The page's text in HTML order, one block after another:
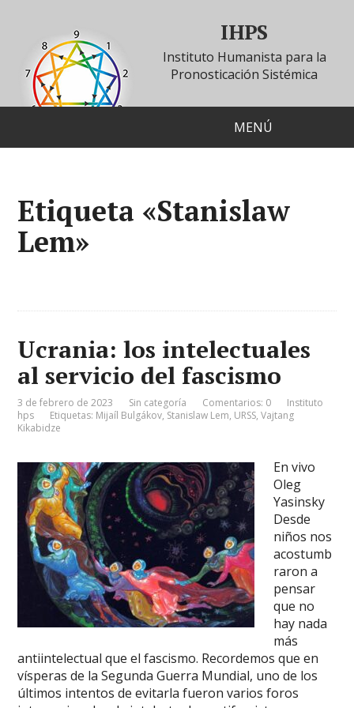
IHPS
Instituto Humanista para la
Pronosticación Sistémica
MENÚ
Etiqueta «Stanislaw
Lem»
Ucrania: los intelectuales
al servicio del fascismo
3 de febrero de 2023 Sin categoría Comentarios: 0
Instituto
hps
Etiquetas: Mijaíl Bulgákov, Stanislaw Lem, URSS,Vajtang
Kikabidze
En vivo
Oleg
Yasinsky
Desde
niños nos
acostumb
raron a
pensar
que no
hay nada
más
antiintelectual que el fascismo. Recordemos que en
vísperas de la Segunda Guerra Mundial, uno de los
últimos intentos de evitarla fueron varios foros